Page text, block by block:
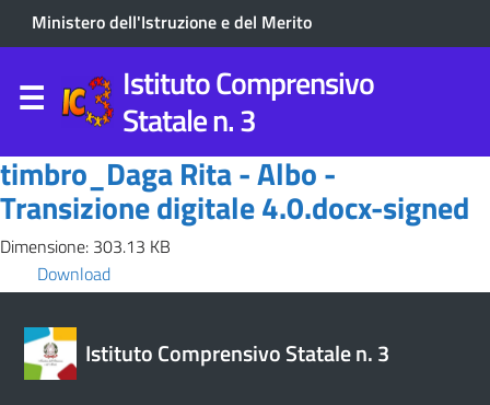
Ministero dell'Istruzione e del Merito
Istituto Comprensivo
Statale n. 3
timbro_Daga Rita - Albo -
Transizione digitale 4.0.docx-signed
Dimensione: 303.13 KB
Download
Istituto Comprensivo Statale n. 3